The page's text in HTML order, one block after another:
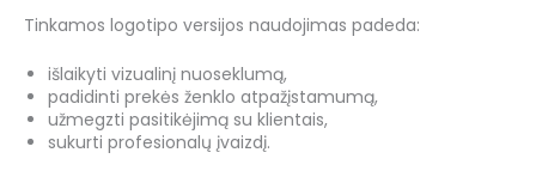
Tinkamos logotipo versijos naudojimas padeda:
išlaikyti vizualinį nuoseklumą,
padidinti prekės ženklo atpažįstamumą,
užmegzti pasitikėjimą su klientais,
sukurti profesionalų įvaizdį.